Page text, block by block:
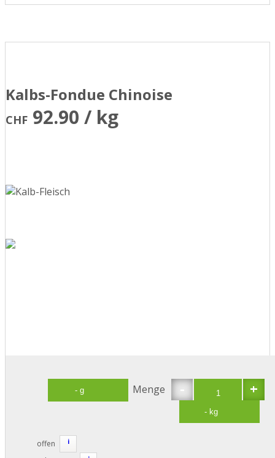
Kalbs-Fondue Chinoise
CHF 92.90 / kg
- +
Menge
offen i